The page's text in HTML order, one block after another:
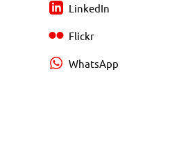
LinkedIn
Flickr
WhatsApp